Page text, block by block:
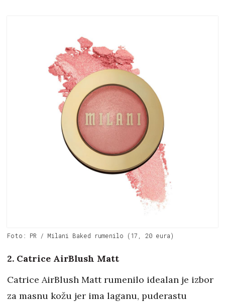
Foto: PR / Milani Baked rumenilo (17, 20 eura)
2. Catrice AirBlush Matt
Catrice AirBlush Matt rumenilo idealan je izbor
za masnu kožu jer ima laganu, puderastu